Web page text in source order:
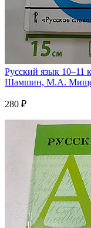
Русский язык 10–11
Шамшин, М.А.
280 ₽